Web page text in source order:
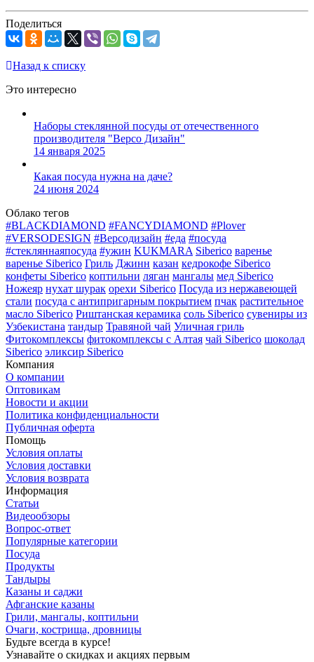
Поделиться
Назад к списку
Это интересно
Наборы стеклянной посуды от отечественного
производителя "Версо Дизайн"
14 января 2025
Какая посуда нужна на даче?
24 июня 2024
Облако тегов
#BLACKDIAMOND #FANCYDIAMOND #Plover
#VERSODESIGN #Версодизайн #еда #посуда
#стекляннаяпосуда #ужин KUKMARA Siberico варенье
варенье Siberico Гриль Джинн казан кедрокофе Siberico
конфеты Siberico коптильни ляган мангалы мед Siberico
Ножеяр нухат шурак орехи Siberico Посуда из нержавеющей
стали посуда с антипригарным покрытием пчак растительное
масло Siberico Риштанская керамика соль Siberico сувениры из
Узбекистана тандыр Травяной чай Уличная гриль
Фитокомплексы фитокомплексы с Алтая чай Siberico шоколад
Siberico эликсир Siberico
Компания
О компании
Оптовикам
Новости и акции
Политика конфиденциальности
Публичная оферта
Помощь
Условия оплаты
Условия доставки
Условия возврата
Информация
Статьи
Видеообзоры
Вопрос-ответ
Популярные категории
Посуда
Продукты
Тандыры
Казаны и саджи
Афганские казаны
Грили, мангалы, коптильни
Очаги, кострища, дровницы
Будьте всегда в курсе!
Узнавайте о скидках и акциях первым